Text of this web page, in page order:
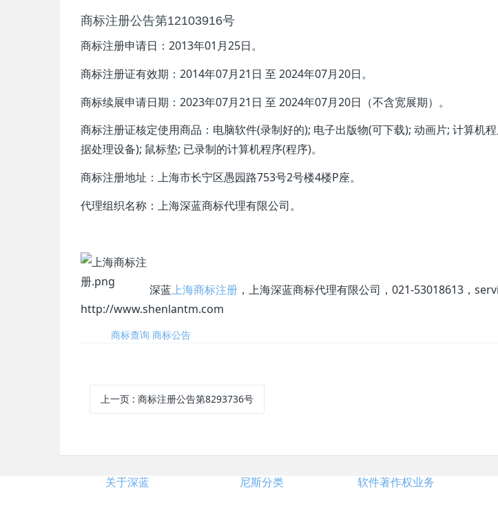
商标注册公告第12103916号
商标注册申请日： 2013年01月25日。
商标注册证有效期： 2014年07月21日 至 2024年07月20日。
商标续展申请日期： 2023年07月21日 至 2024年07月20日 （不含宽展期）。
商标注册证核定使用商品：电脑软件(录制好的); 电子出版物(可下载); 动画片; 计算机
据处理设备); 鼠标垫; 已录制的计算机程序(程序)。
商标注册地址：上海市长宁区愚园路753号2号楼4楼P座。
代理组织名称：上海深蓝商标代理有限公司。
深蓝上海商标注册 ，上海深蓝商标代理有限公司，021-53018613，
http://www.shenlantm.com
商标查询 商标公告
上一页 : 商标注册公告第8293736号
关于深蓝 尼斯分类 软件著作权业务